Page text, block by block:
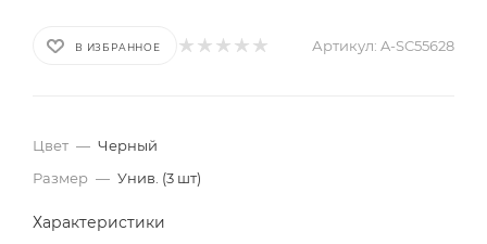
В ИЗБРАННОЕ Артикул: A-SC55628
Цвет — Черный
Размер — Унив. (3 шт)
Характеристики